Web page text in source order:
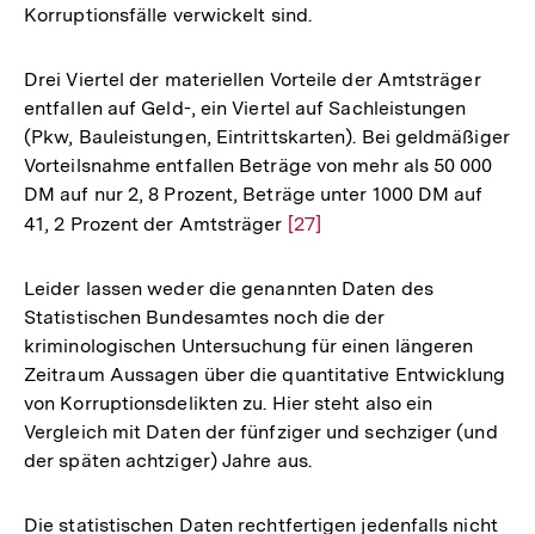
Korruptionsfälle verwickelt sind.
Drei Viertel der materiellen Vorteile der Amtsträger
entfallen auf Geld-, ein Viertel auf Sachleistungen
(Pkw, Bauleistungen, Eintrittskarten). Bei geldmäßiger
Vorteilsnahme entfallen Beträge von mehr als 50 000
DM auf nur 2, 8 Prozent, Beträge unter 1000 DM auf
41, 2 Prozent der Amtsträger Zur
der
Fußnote
[27]
Leider lassen weder die genannten Daten des
Statistischen Bundesamtes noch die der
kriminologischen Untersuchung für einen längeren
Zeitraum Aussagen über die quantitative Entwicklung
von Korruptionsdelikten zu. Hier steht also ein
Vergleich mit Daten der fünfziger und sechziger (und
der späten achtziger) Jahre aus.
Die statistischen Daten rechtfertigen jedenfalls nicht